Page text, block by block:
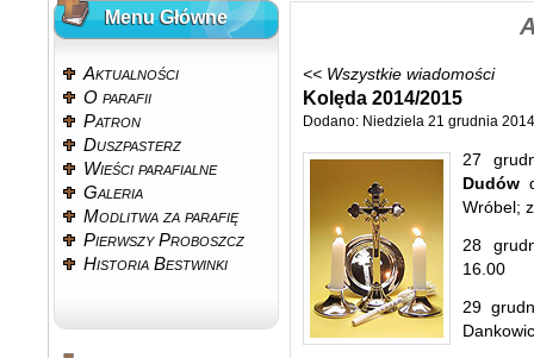
Menu Główne
Aktualności
O parafii
Patron
Duszpasterz
Wieści parafialne
Galeria
Modlitwa za parafię
Pierwszy Proboszcz
Historia Bestwinki
<< Wszystkie wiadomości
Kolęda 2014/2015
Dodano: Niedziela 21 grudnia
27
Dudów
Wróbel;
28
16.00
29